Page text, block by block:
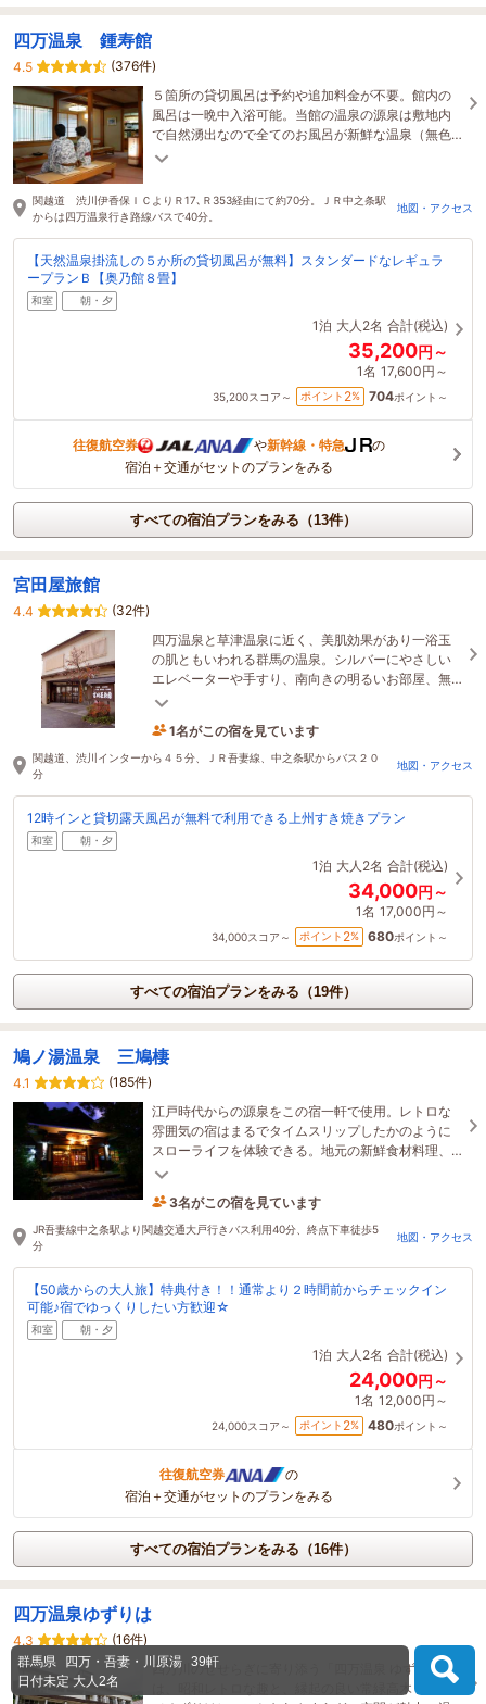
群馬県 四万・吾妻・川原湯 39軒
日付未定 大人2名
四万温泉 鍾寿館
4.5
(376件)
５箇所の貸切風呂は予約や追加料金が不要。館内の
風呂は一晩中入浴可能。当館の温泉の源泉は敷地内
で自然湧出なので全てのお風呂が新鮮な温泉（無色
透明）を源泉掛け流しです。全館内、全客室が禁煙
関越道 渋川伊香保ＩＣよりＲ17､Ｒ353経由にて約70分。ＪＲ中之条駅
からは四万温泉行き路線バスで40分。
地図・アクセス
【天然温泉掛流しの５か所の貸切風呂が無料】スタンダードなレギュラ
ープランＢ【奥乃館８畳】
和室 朝・夕
1泊 大人2名 合計(税込)
35,200円～
1名 17,600円～
35,200スコア～ ポイント 2% 704ポイント～
往復航空券 や新幹線・特急
の
宿泊＋交通がセットのプランをみる
すべての宿泊プランをみる（13件）
宮田屋旅館
4.4
(32件)
四万温泉と草津温泉に近く、美肌効果があり一浴玉
の肌ともいわれる群馬の温泉。シルバーにやさしい
エレベーターや手すり、南向きの明るいお部屋、無
料の貸切露天風呂、地元食材の田舎会席をご提供し
5時間前に予約されました
関越道、渋川インターから４５分、ＪＲ吾妻線、中之条駅からバス２０
分
地図・アクセス
12時インと貸切露天風呂が無料で利用できる上州すき焼きプラン
和室 朝・夕
1泊 大人2名 合計(税込)
34,000円～
1名 17,000円～
34,000スコア～ ポイント 2% 680ポイント～
すべての宿泊プランをみる（19件）
鳩ノ湯温泉 三鳩棲
4.1
(185件)
江戸時代からの源泉をこの宿一軒で使用。レトロな
雰囲気の宿はまるでタイムスリップしたかのように
スローライフを体験できる。地元の新鮮食材料理、
森林浴も兼ねる温泉三昧は他と比べ様もない。
10時間前に予約されました
JR吾妻線中之条駅より関越交通大戸行きバス利用40分、終点下車徒歩5
分
地図・アクセス
【50歳からの大人旅】特典付き！！通常より２時間前からチェックイン
可能♪宿でゆっくりしたい方歓迎☆
和室 朝・夕
1泊 大人2名 合計(税込)
24,000円～
1名 12,000円～
24,000スコア～ ポイント 2% 480ポイント～
往復航空券
の
宿泊＋交通がセットのプランをみる
すべての宿泊プランをみる（16件）
四万温泉ゆずりは
4.3
(16件)
四万川のせせらぎに寄り添う「四万温泉 ゆずりは」
は、昭和レトロな趣と、縁起の良い常緑高木「楪